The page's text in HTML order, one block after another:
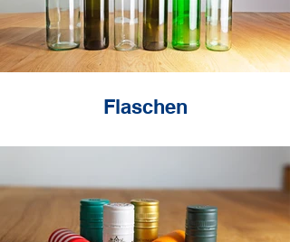
Flaschen